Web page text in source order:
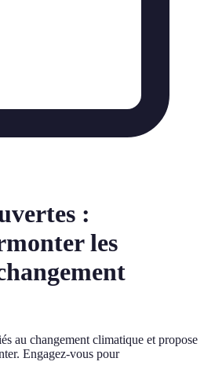
:
les
au changement climatique et propose
Engagez-vous pour